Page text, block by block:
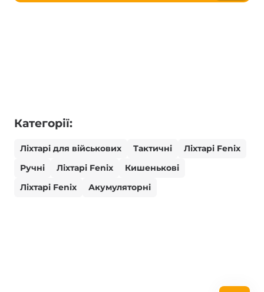
Категорії:
Ліхтарі для військових Тактичні
Ліхтарі Fenix
Ручні
Ліхтарі Fenix
Кишенькові
Ліхтарі Fenix
Акумуляторні